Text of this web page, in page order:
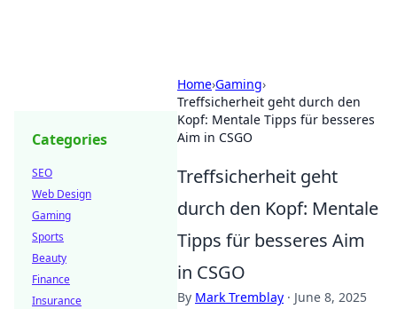
Home›Gaming›
Treffsicherheit geht durch den
Kopf: Mentale Tipps für besseres
Aim in CSGO
Treffsicherheit geht
durch den Kopf: Mentale
Tipps für besseres Aim
in CSGO
By Mark Tremblay · June 8, 2025
Categories
SEO
Web Design
Gaming
Sports
Beauty
Finance
Insurance